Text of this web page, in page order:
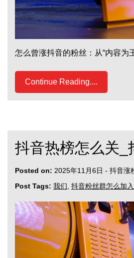
怎么曾涨抖音的粉丝：从“内容为
Continue Reading....
抖音热榜怎么关_
Posted on: 2025年11月6日 - 抖音涨
Post Tags: 我们 抖音粉丝群怎么加入